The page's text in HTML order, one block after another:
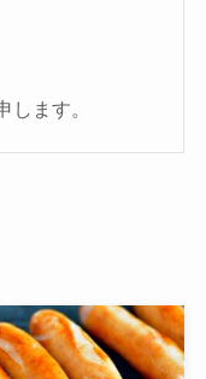
します。